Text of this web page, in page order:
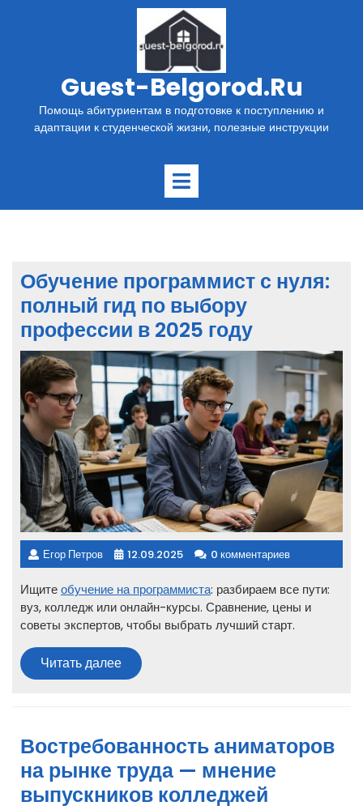
Guest-Belgorod.ru
Помощь абитуриентам в подготовке к поступлению и
адаптации к студенческой жизни, полезные инструкции
Открыть
Обучение программист с нуля:
полный гид по выбору
профессии в 2025 году
Егор Петров 12.09.2025 0 комментариев
Ищитеобучение на программиста: разбираем все пути:
вуз, колледж или онлайн-курсы. Сравнение, цены и
советы экспертов, чтобы выбрать лучший старт.
Читать далееЧитать
далее
Востребованность аниматоров
на рынке труда — мнение
выпускников колледжей